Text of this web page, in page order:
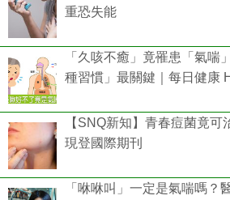
重恐失能
「久咳不癒」竟罹患「氣喘
種習慣」最關鍵｜每日健康
【SNQ新知】青春痘菌竟
現登國際期刊
「咻咻叫」一定是氣喘嗎？